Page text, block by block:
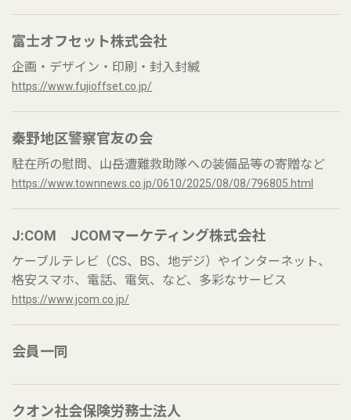
富士オフセット株式会社
企画・デザイン・印刷・封入封緘
https://www.fujioffset.co.jp/
秦野地区警察官友の会
駐在所の慰問、山岳遭難救助隊への装備品等の寄贈など
https://www.townnews.co.jp/0610/2025/08/08/796805.html
J:COM JCOMマーケティング​株式会社
ケーブルテレビ（CS、BS、地デジ）やインターネット、
格安スマホ、電話、電気、など、多彩なサービス
https://www.jcom.co.jp/
会員一同
クオン社会保険労務士法人